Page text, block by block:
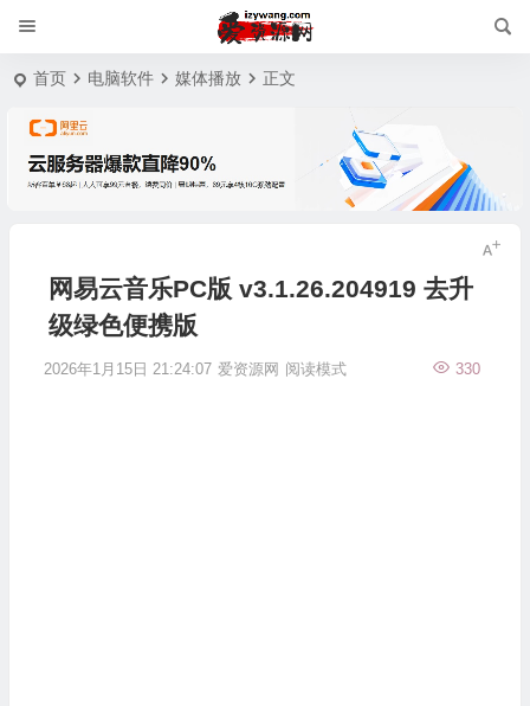
首页 电脑软件 媒体播放 正文
网易云音乐PC版 v3.1.26.204919 去升
级绿色便携版
2026年1月15日 21:24:07 爱资源网 330
阅读模式